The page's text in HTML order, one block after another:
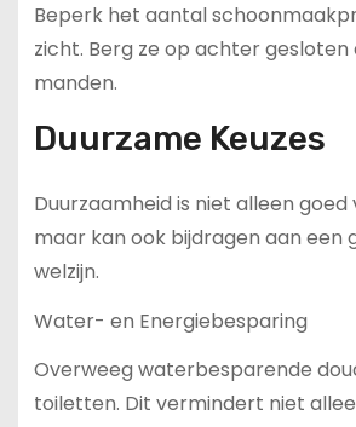
Beperk het aantal
zicht. Berg ze op achter gesloten
manden.
Duurzame Keuzes
Duurzaamheid is niet alleen
maar kan ook bijdragen aan een
welzijn.
Water- en Energiebesparing
Overweeg waterbesparende
toiletten. Dit vermindert niet